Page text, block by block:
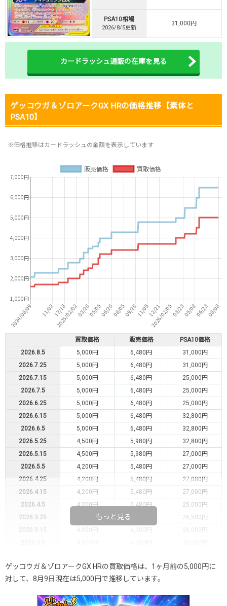
・新規登録で最大90%OFF
初回登録で4種類アド確解放
TORAオリパ公式はこちら ＞
PSA10相場
2026/8/5更新
31,000円
カードラッシュ通販の在庫を見る
ゲッコウガ＆ゾロアークGX HRの価格推移【素体と
PSA10】
※価格推移はカードラッシュの金額を表示しています
買取価格 販売価格
PSA10価格
2026.8.5
5,000円 6,480円
31,000円
2026.7.25
5,000円 6,480円
31,000円
2026.7.15
5,000円 6,480円
25,000円
2026.7.5
5,000円 6,480円
25,000円
2026.6.25
5,000円 6,480円
25,000円
2026.6.15
5,000円 6,480円
32,800円
2026.6.5
5,000円 6,480円
32,800円
2026.5.25
4,500円 5,980円
32,800円
2026.5.15
4,500円 5,980円
27,000円
2026.5.5
4,200円 5,480円
27,000円
2026.4.25
4,200円 5,480円
27,000円
2026.4.15
4,200円 5,480円
27,000円
2026.4.5
4,200円 5,480円
25,000円
2026.3.25
4,000円
25,500円
2026.3.15
4,000円 4,980円
26,000円
2026.2.15
3,700円 4,780円
26,000円
2026.2.5
3,700円 4,780円
2026.1.25
3,700円 4,780円
26,000円
もっと見る
ゲッコウガ＆ゾロアークGX HRの買取価格は、1ヶ月前の5,000円に
対して、8月9日現在は5,000円で推移しています。